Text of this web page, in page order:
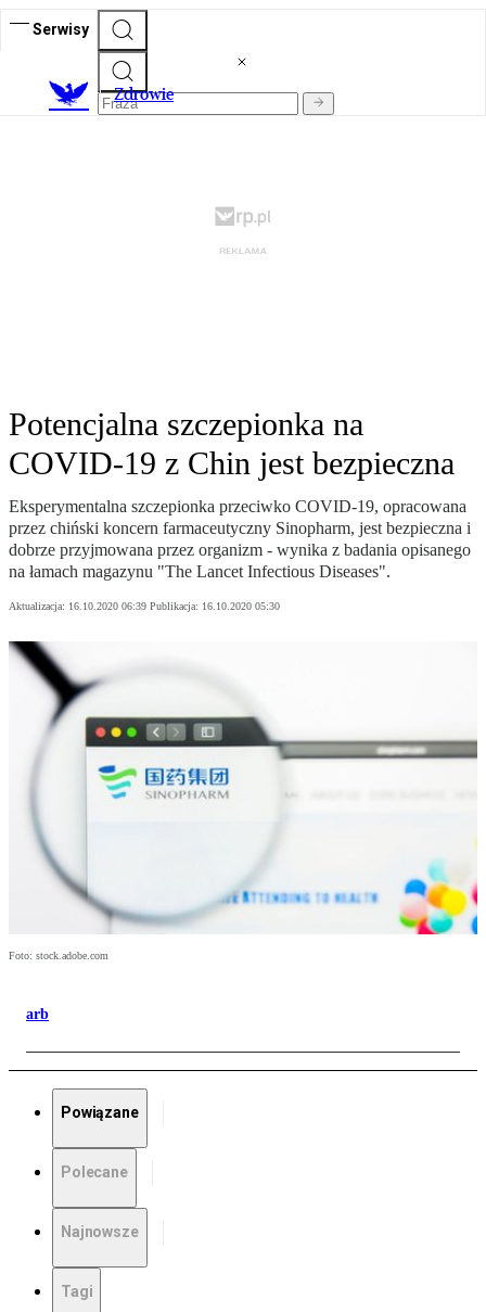
Serwisy
Zdrowie
Potencjalna szczepionka na
COVID-19 z Chin jest bezpieczna
Eksperymentalna szczepionka przeciwko COVID-19, opracowana
przez chiński koncern farmaceutyczny Sinopharm, jest bezpieczna i
dobrze przyjmowana przez organizm - wynika z badania opisanego
na łamach magazynu "The Lancet Infectious Diseases".
Aktualizacja: 16.10.2020 06:39 Publikacja: 16.10.2020 05:30
Foto: stock.adobe.com
arb
Powiązane
Polecane
Najnowsze
Tagi